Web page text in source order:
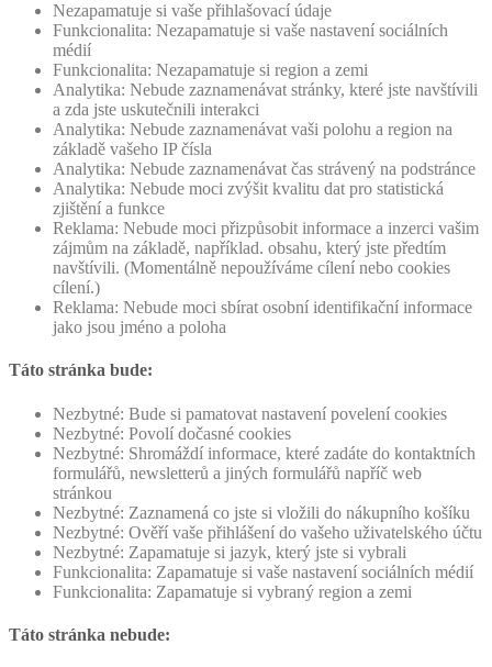
Nezapamatuje si vaše přihlašovací údaje
Funkcionalita: Nezapamatuje si vaše nastavení sociálních
médií
Funkcionalita: Nezapamatuje si region a zemi
Analytika: Nebude zaznamenávat stránky, které jste navštívili
a zda jste uskutečnili interakci
Analytika: Nebude zaznamenávat vaši polohu a region na
základě vašeho IP čísla
Analytika: Nebude zaznamenávat čas strávený na podstránce
Analytika: Nebude moci zvýšit kvalitu dat pro statistická
zjištění a funkce
Reklama: Nebude moci přizpůsobit informace a inzerci vašim
zájmům na základě, například. obsahu, který jste předtím
navštívili. (Momentálně nepoužíváme cílení nebo cookies
cílení.)
Reklama: Nebude moci sbírat osobní identifikační informace
jako jsou jméno a poloha
Táto stránka bude:
Nezbytné: Bude si pamatovat nastavení povelení cookies
Nezbytné: Povolí dočasné cookies
Nezbytné: Shromáždí informace, které zadáte do kontaktních
formulářů, newsletterů a jiných formulářů napříč web
stránkou
Nezbytné: Zaznamená co jste si vložili do nákupního košíku
Nezbytné: Ověří vaše přihlášení do vašeho uživatelského účtu
Nezbytné: Zapamatuje si jazyk, který jste si vybrali
Funkcionalita: Zapamatuje si vaše nastavení sociálních médií
Funkcionalita: Zapamatuje si vybraný region a zemi
Táto stránka nebude: